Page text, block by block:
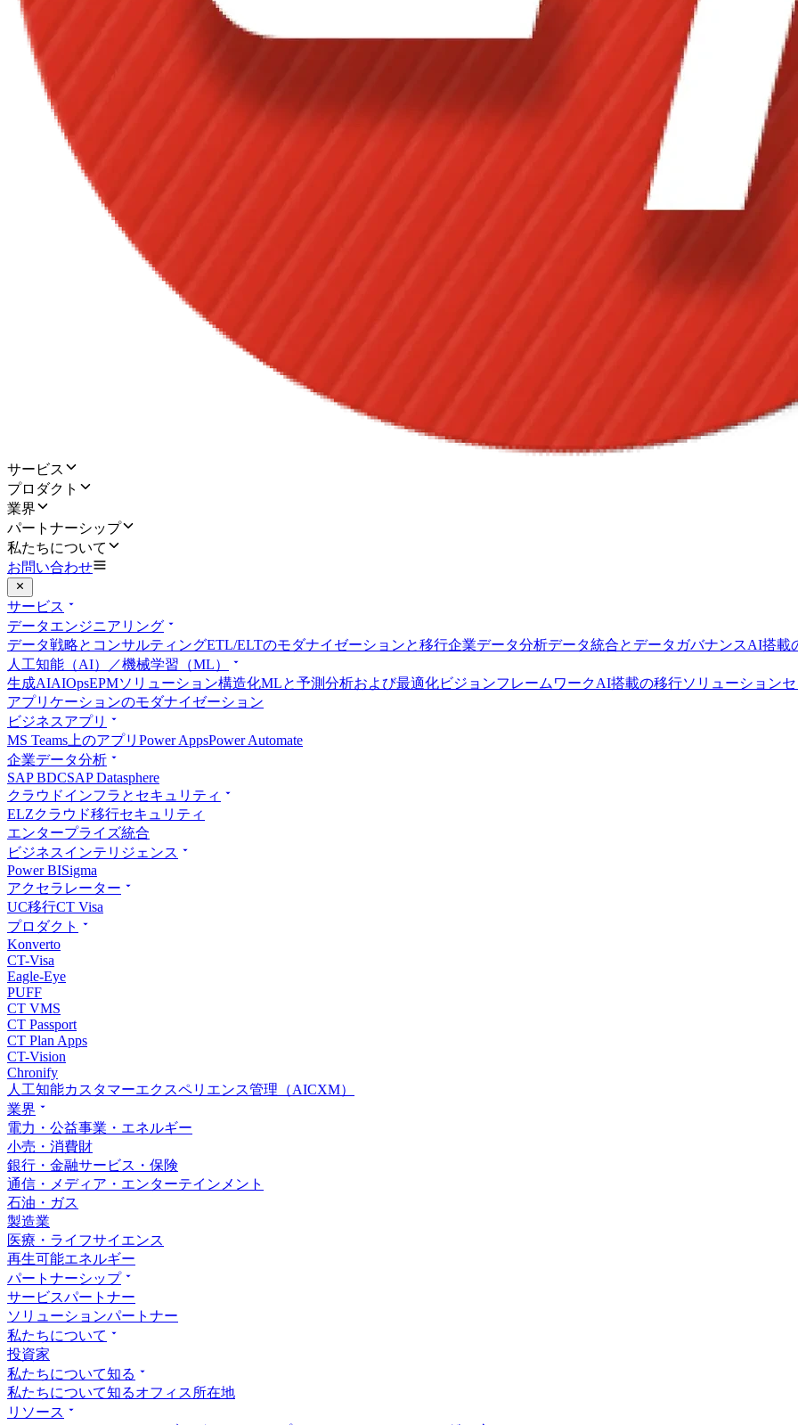
サービス
プロダクト
業界
パートナーシップ
私たちについて
お問い合わせ
サービス
データエンジニアリング
データ戦略とコンサルティングETL/ELTのモダナイゼーションと移行企業データ分析データ統合とデータガバナンスAI搭載
人工知能（AI）／機械学習（ML）
生成AIAIOpsEPMソリューション構造化MLと予測分析および最適化ビジョンフレームワークAI搭載の移行ソリューション
アプリケーションのモダナイゼーション
ビジネスアプリ
MS Teams上のアプリ Power AppsPower Automate
企業データ分析
SAP BDCSAP Datasphere
クラウドインフラとセキュリティ
ELZクラウド移行セキュリティ
エンタープライズ統合
ビジネスインテリジェンス
Power BISigma
アクセラレーター
UC移行CT Visa
プロダクト
Konverto
CT-Visa
Eagle-Eye
PUFF
CT VMS
CT Passport
CT Plan Apps
CT-Vision
Chronify
人工知能カスタマーエクスペリエンス管理（AICXM）
業界
電力・公益事業・エネルギー
小売・消費財
銀行・金融サービス・保険
通信・メディア・エンターテインメント
石油・ガス
製造業
医療・ライフサイエンス
再生可能エネルギー
パートナーシップ
サービスパートナー
ソリューションパートナー
私たちについて
投資家
私たちについて知る
私たちについて知るオフィス所在地
リソース